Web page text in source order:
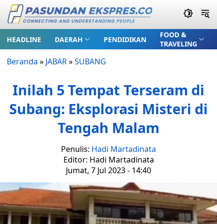
HEADLINE DAERAH PENDIDIKAN
FOOD &
TRAVELING
Beranda » JABAR»SUBANG
Inilah 5 Tempat Terseram di
Subang: Eksplorasi Misteri di
Tengah Malam
Penulis: Hadi Martadinata
Editor: Hadi Martadinata
Jumat, 7 Jul 2023 - 14:40